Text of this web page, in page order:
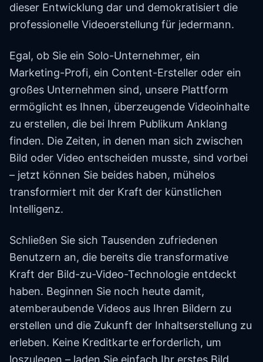
dieser Entwicklung dar und demokratisiert die
professionelle Videoerstellung für jedermann.
Egal, ob Sie ein Solo-Unternehmer, ein
Marketing-Profi, ein Content-Ersteller oder ein
großes Unternehmen sind, unsere Plattform
ermöglicht es Ihnen, überzeugende Videoinhalte
zu erstellen, die bei Ihrem Publikum Anklang
finden. Die Zeiten, in denen man sich zwischen
Bild oder Video entscheiden musste, sind vorbei
– jetzt können Sie beides haben, mühelos
transformiert mit der Kraft der künstlichen
Intelligenz.
Schließen Sie sich Tausenden zufriedenen
Benutzern an, die bereits die transformative
Kraft der Bild-zu-Video-Technologie entdeckt
haben. Beginnen Sie noch heute damit,
atemberaubende Videos aus Ihren Bildern zu
erstellen und die Zukunft der Inhaltserstellung zu
erleben. Keine Kreditkarte erforderlich, um
loszulegen – laden Sie einfach Ihr erstes Bild